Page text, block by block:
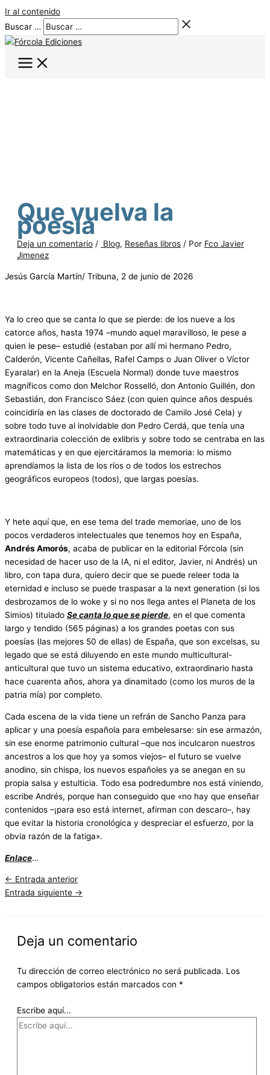
Ir al contenido
Buscar …
Que vuelva la
poesía
Deja un comentario / Blog, Reseñas libros / Por Fco Javier
Jimenez
Jesús García Martín/ Tribuna, 2 de junio de 2026
Ya lo creo que se canta lo que se pierde: de los nueve a los
catorce años, hasta 1974 –mundo aquel maravilloso, le pese a
quien le pese– estudié (estaban por allí mi hermano Pedro,
Calderón, Vicente Cañellas, Rafel Camps o Juan Oliver o Víctor
Eyaralar) en la Aneja (Escuela Normal) donde tuve maestros
magníficos como don Melchor Rosselló, don Antonio Guillén, don
Sebastián, don Francisco Sáez (con quien quince años después
coincidiría en las clases de doctorado de Camilo José Cela) y
sobre todo tuve al inolvidable don Pedro Cerdá, que tenía una
extraordinaria colección de exlibris y sobre todo se centraba en las
matemáticas y en que ejercitáramos la memoria: lo mismo
aprendíamos la lista de los ríos o de todos los estrechos
geográficos europeos (todos), que largas poesías.
Y hete aquí que, en ese tema del trade memoriae, uno de los
pocos verdaderos intelectuales que tenemos hoy en España,
Andrés Amorós, acaba de publicar en la editorial Fórcola (sin
necesidad de hacer uso de la IA, ni el editor, Javier, ni Andrés) un
libro, con tapa dura, quiero decir que se puede releer toda la
eternidad e incluso se puede traspasar a la next generation (si los
desbrozamos de lo woke y si no nos llega antes el Planeta de los
Simios) titulado Se canta lo que se pierde, en el que comenta
largo y tendido (565 páginas) a los grandes poetas con sus
poesías (las mejores 50 de ellas) de España, que son excelsas, su
legado que se está diluyendo en este mundo multicultural-
anticultural que tuvo un sistema educativo, extraordinario hasta
hace cuarenta años, ahora ya dinamitado (como los muros de la
patria mía) por completo.
Cada escena de la vida tiene un refrán de Sancho Panza para
aplicar y una poesía española para embelesarse: sin ese armazón,
sin ese enorme patrimonio cultural –que nos inculcaron nuestros
ancestros a los que hoy ya somos viejos– el futuro se vuelve
anodino, sin chispa, los nuevos españoles ya se anegan en su
propia salsa y estulticia. Todo esa podredumbre nos está viniendo,
escribe Andrés, porque han conseguido que «no hay que enseñar
contenidos –¡para eso está internet, afirman con descaro–, hay
que evitar la historia cronológica y despreciar el esfuerzo, por la
obvia razón de la fatiga».
Enlace…
← Entrada anterior
Entrada siguiente →
Deja un comentario
Tu dirección de correo electrónico no será publicada. Los
campos obligatorios están marcados con *
Escribe aquí...